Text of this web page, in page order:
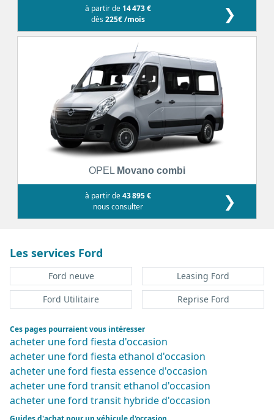
à partir de 14 473 €
dès225€ /mois ❯
OPEL Movano combi
à partir de43 895 €
nous consulter
❯
Les services Ford
Ford neuve
Leasing Ford
Ford Utilitaire
Reprise Ford
Ces pages pourraient vous intéresser
acheter une ford fiesta d'occasion
acheter une ford fiesta ethanol d'occasion
acheter une ford fiesta essence d'occasion
acheter une ford transit ethanol d'occasion
acheter une ford transit hybride d'occasion